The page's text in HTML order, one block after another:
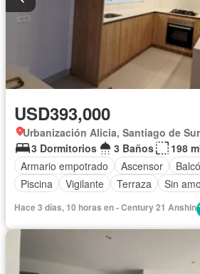
USD393,000
Urbanización Alicia, Santiago de
3 Dormitorios
3 Baños
198
Armario empotrado
Ascensor
Piscina
Vigilante Terraza Sin
Hace 3 días, 10 horas en - Century 21 Anshin